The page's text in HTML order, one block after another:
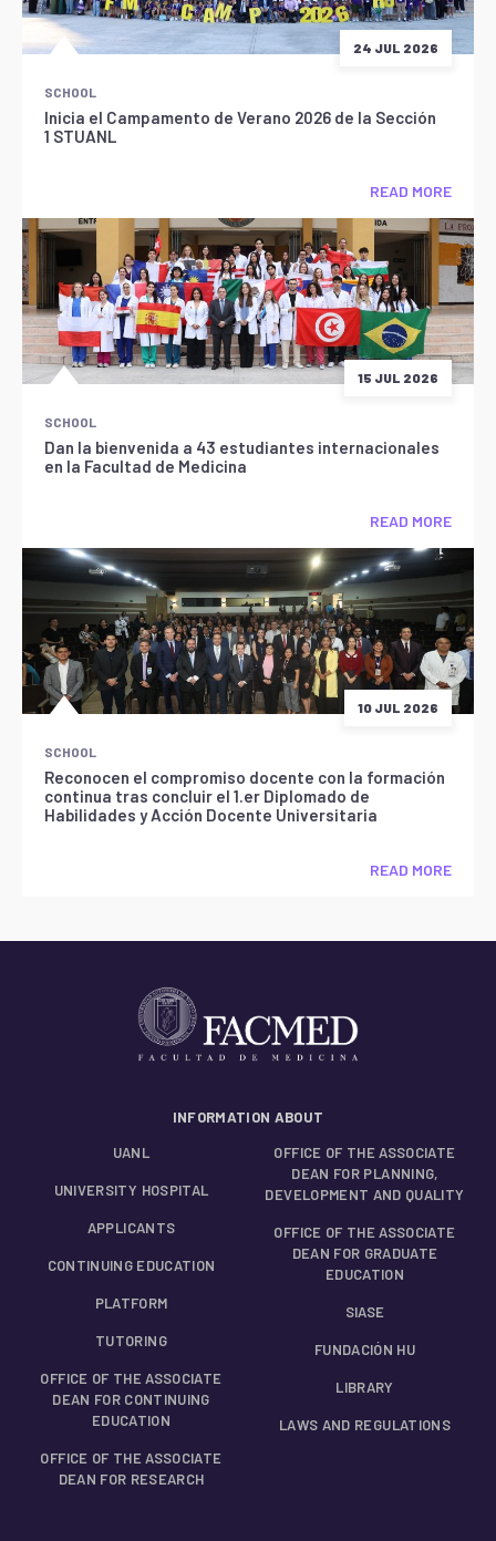
24 JUL 2026
SCHOOL
Inicia el Campamento de Verano 2026 de la Sección
1 STUANL
READ MORE
15 JUL 2026
SCHOOL
Dan la bienvenida a 43 estudiantes internacionales
en la Facultad de Medicina
READ MORE
10 JUL 2026
SCHOOL
Reconocen el compromiso docente con la formación
continua tras concluir el 1.er Diplomado de
Habilidades y Acción Docente Universitaria
READ MORE
INFORMATION ABOUT
UANL
UNIVERSITY HOSPITAL
APPLICANTS
CONTINUING EDUCATION
PLATFORM
TUTORING
OFFICE OF THE ASSOCIATE
DEAN FOR CONTINUING
EDUCATION
OFFICE OF THE ASSOCIATE
DEAN FOR RESEARCH
OFFICE OF THE ASSOCIATE
DEAN FOR PLANNING,
DEVELOPMENT AND QUALITY
OFFICE OF THE ASSOCIATE
DEAN FOR GRADUATE
EDUCATION
SIASE
FUNDACIÓN HU
LIBRARY
LAWS AND REGULATIONS